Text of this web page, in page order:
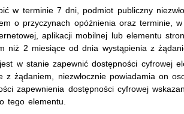
w terminie 7 dni, podmiot publiczny
o przyczynach opóźnienia oraz terminie,
aplikacji mobilnej lub elementu
niż 2 miesiące od dnia wystąpienia z
w stanie zapewnić dostępności cyfrowej
żądaniem, niezwłocznie powiadamia on
zapewnienia dostępności cyfrowej
tego elementu.